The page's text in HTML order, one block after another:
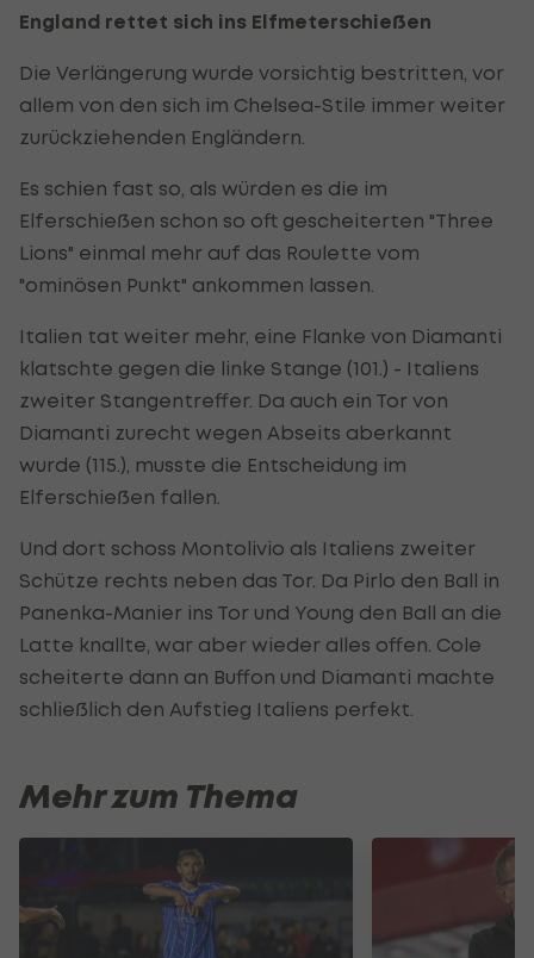
England rettet sich ins Elfmeterschießen
Die Verlängerung wurde vorsichtig bestritten, vor
allem von den sich im Chelsea-Stile immer weiter
zurückziehenden Engländern.
Es schien fast so, als würden es die im
Elferschießen schon so oft gescheiterten "Three
Lions" einmal mehr auf das Roulette vom
"ominösen Punkt" ankommen lassen.
Italien tat weiter mehr, eine Flanke von Diamanti
klatschte gegen die linke Stange (101.) - Italiens
zweiter Stangentreffer. Da auch ein Tor von
Diamanti zurecht wegen Abseits aberkannt
wurde (115.), musste die Entscheidung im
Elferschießen fallen.
Und dort schoss Montolivio als Italiens zweiter
Schütze rechts neben das Tor. Da Pirlo den Ball in
Panenka-Manier ins Tor und Young den Ball an die
Latte knallte, war aber wieder alles offen. Cole
scheiterte dann an Buffon und Diamanti machte
schließlich den Aufstieg Italiens perfekt.
Mehr zum Thema